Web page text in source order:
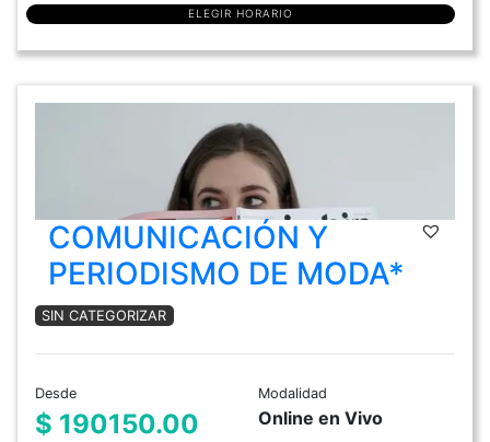
ELEGIR HORARIO
COMUNICACIÓN Y
PERIODISMO DE MODA*
SIN CATEGORIZAR
Desde
$ 190150.00
Modalidad
Online en Vivo